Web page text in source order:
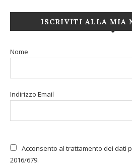
ISCRIVITI ALLA MIA
Nome
Indirizzo Email
Acconsento al trattamento dei dati
2016/679.